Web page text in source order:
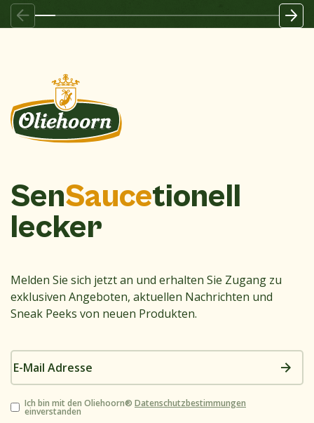
SenSaucetionell
lecker
Melden Sie sich jetzt an und erhalten Sie Zugang zu
exklusiven Angeboten, aktuellen Nachrichten und
Sneak Peeks von neuen Produkten.
E-
Mail
Zustimmung
Ich bin mit den Oliehoorn® Datenschutzbestimmungen
einverstanden